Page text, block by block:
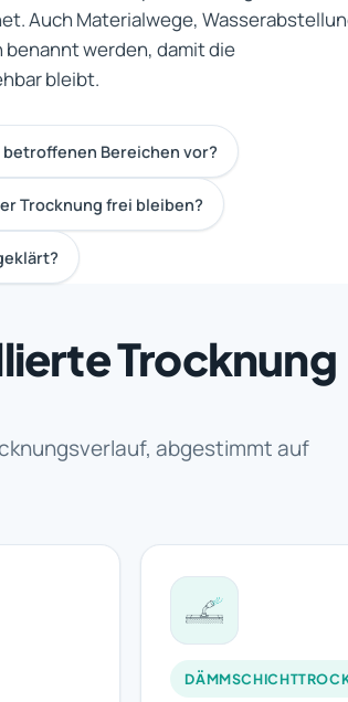
Auch Materialwege,
werden, damit die
bleibt.
Bereichen vor?
Trocknung frei bleiben?
Trocknung
abgestimmt auf